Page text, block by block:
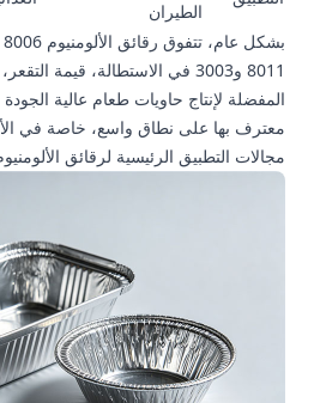
الطيران
8011 و3003 في الاستطالة، قيمة
المفضلة لإنتاج حاويات طعام عالية
معترف بها على نطاق واسع، خاصة في
مجالات التطبيق الرئيسية لرقائق الألومنيوم